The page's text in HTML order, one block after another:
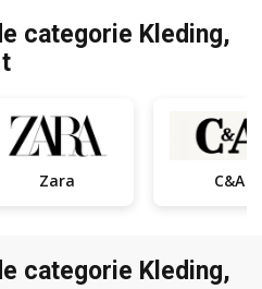
categorie Kleding,
Zara C&A
categorie Kleding,